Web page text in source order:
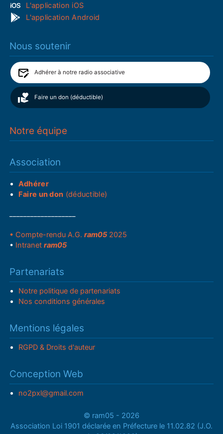
L'application iOS
L'application Android
Nous soutenir
Adhérer à notre radio associative
Faire un don (déductible)
Notre équipe
Association
Adhérer
Faire un don (déductible)
• Compte-rendu A.G.ram05 2025
• Intranetram05
Partenariats
Notre politique de partenariats
Nos conditions générales
Mentions légales
RGPD & Droits d'auteur
Conception Web
no2pxl@gmail.com
© ram05 - 2026
Association Loi 1901 déclarée en Préfecture le 11.02.82 (J.O.